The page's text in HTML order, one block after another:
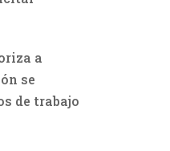
a
se
de trabajo